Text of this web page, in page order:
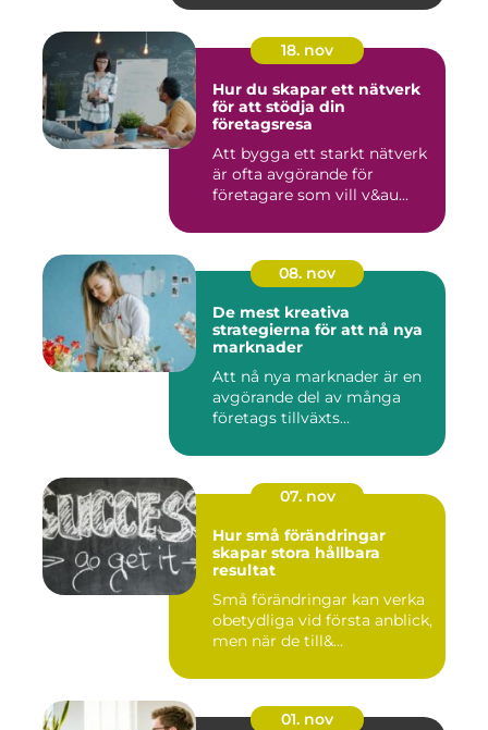
18. nov
Hur du skapar ett nätverk
för att stödja din
företagsresa
Att bygga ett starkt nätverk
är ofta avgörande för
företagare som vill v&au...
08. nov
De mest kreativa
strategierna för att nå nya
marknader
Att nå nya marknader är en
avgörande del av många
företags tillväxts...
07. nov
Hur små förändringar
skapar stora hållbara
resultat
Små förändringar kan verka
obetydliga vid första anblick,
men när de till&...
01. nov